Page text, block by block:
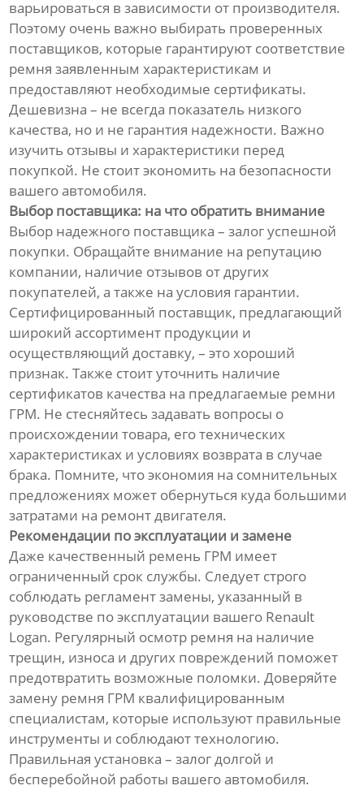
варьироваться в зависимости от производителя.
Поэтому очень важно выбирать проверенных
поставщиков, которые гарантируют соответствие
ремня заявленным характеристикам и
предоставляют необходимые сертификаты.
Дешевизна – не всегда показатель низкого
качества, но и не гарантия надежности. Важно
изучить отзывы и характеристики перед
покупкой. Не стоит экономить на безопасности
вашего автомобиля.
Выбор поставщика: на что обратить внимание
Выбор надежного поставщика – залог успешной
покупки. Обращайте внимание на репутацию
компании, наличие отзывов от других
покупателей, а также на условия гарантии.
Сертифицированный поставщик, предлагающий
широкий ассортимент продукции и
осуществляющий доставку, – это хороший
признак. Также стоит уточнить наличие
сертификатов качества на предлагаемые ремни
ГРМ. Не стесняйтесь задавать вопросы о
происхождении товара, его технических
характеристиках и условиях возврата в случае
брака. Помните, что экономия на сомнительных
предложениях может обернуться куда большими
затратами на ремонт двигателя.
Рекомендации по эксплуатации и замене
Даже качественный ремень ГРМ имеет
ограниченный срок службы. Следует строго
соблюдать регламент замены, указанный в
руководстве по эксплуатации вашего Renault
Logan. Регулярный осмотр ремня на наличие
трещин, износа и других повреждений поможет
предотвратить возможные поломки. Доверяйте
замену ремня ГРМ квалифицированным
специалистам, которые используют правильные
инструменты и соблюдают технологию.
Правильная установка – залог долгой и
бесперебойной работы вашего автомобиля.